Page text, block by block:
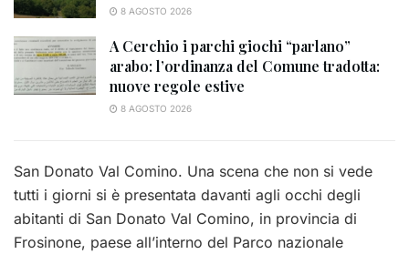
8 AGOSTO 2026
A Cerchio i parchi giochi “parlano”
arabo: l’ordinanza del Comune tradotta:
nuove regole estive
8 AGOSTO 2026
San Donato Val Comino. Una scena che non si vede
tutti i giorni si è presentata davanti agli occhi degli
abitanti di San Donato Val Comino, in provincia di
Frosinone, paese all’interno del Parco nazionale